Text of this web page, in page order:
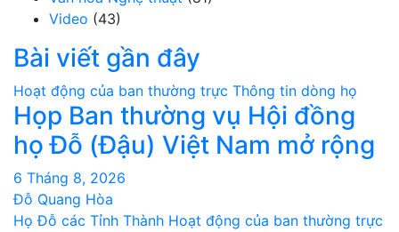
Video (43)
Bài viết gần đây
Hoạt động của ban thường trực Thông tin dòng họ
Họp Ban thường vụ Hội đồng
họ Đỗ (Đậu) Việt Nam mở rộng
6 Tháng 8, 2026
Đỗ Quang Hòa
Họ Đỗ các Tỉnh Thành Hoạt động của ban thường trực